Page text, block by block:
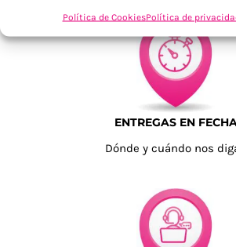
Política de CookiesPolítica de
ENTREGAS EN
Dónde y cuándo nos